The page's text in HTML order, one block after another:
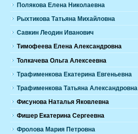
Полякова Елена Николаевна
Рыхтикова Татьяна Михайловна
Савкин Леодин Иванович
Тимофеева Елена Александровна
Толкачева Ольга Алексеевна
Трафименкова Екатерина Евгеньевна
Трафименкова Татьяна Александровна
Фисунова Наталья Яковлевна
Фишер Екатерина Сергеевна
Фролова Мария Петровна